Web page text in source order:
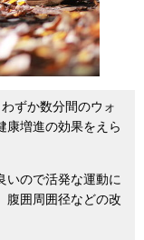
ずか数分間のウォ
康増進の効果をえら
いので活発な運動に
腹囲周囲径などの改